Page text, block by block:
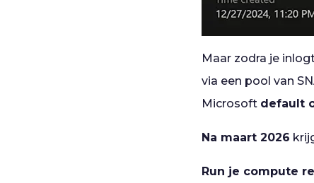
Maar zodra je
via een pool van
Microsoft default
Na maart 2026
Run je compute